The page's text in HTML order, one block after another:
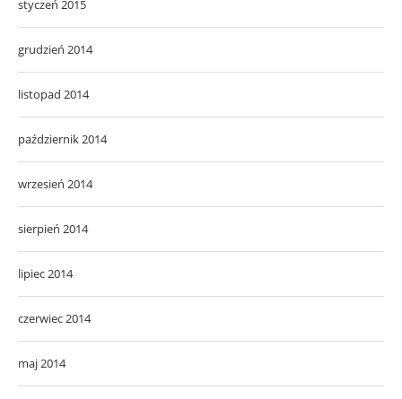
styczeń 2015
grudzień 2014
listopad 2014
październik 2014
wrzesień 2014
sierpień 2014
lipiec 2014
czerwiec 2014
maj 2014